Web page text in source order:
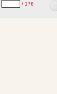
/ 176